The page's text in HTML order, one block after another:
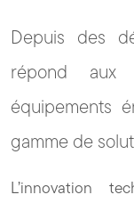
Depuis des
répond aux
équipements
gamme de
L’innovation